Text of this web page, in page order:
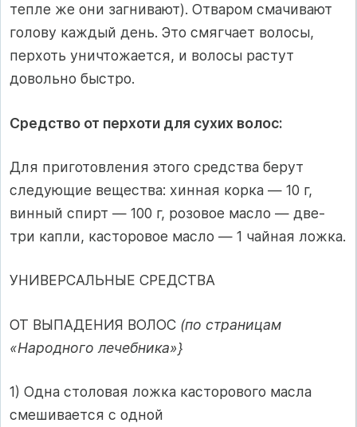
тепле же они загнивают). Отваром смачивают
голову каждый день. Это смягчает волосы,
перхоть уничтожается, и волосы растут
довольно быстро.
Средство от перхоти для сухих волос:
Для приготовления этого средства берут
следующие вещества: хинная корка — 10 г,
винный спирт — 100 г, розовое масло — две-
три капли, касторовое масло — 1 чайная ложка.
УНИВЕРСАЛЬНЫЕ СРЕДСТВА
ОТ ВЫПАДЕНИЯ ВОЛОС (по страницам
«Народного лечебника»}
1) Одна столовая ложка касторового масла
смешивается с одной